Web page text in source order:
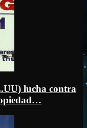
lucha contra